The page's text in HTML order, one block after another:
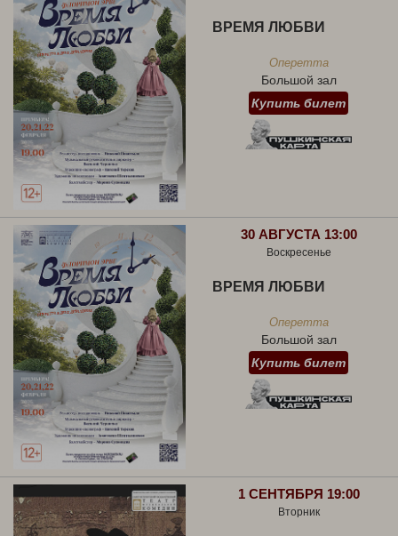
ВРЕМЯ ЛЮБВИ
Оперетта
Большой зал
Купить билет
30 АВГУСТА 13:00
Воскресенье
ВРЕМЯ ЛЮБВИ
Оперетта
Большой зал
Купить билет
1 СЕНТЯБРЯ 19:00
Вторник